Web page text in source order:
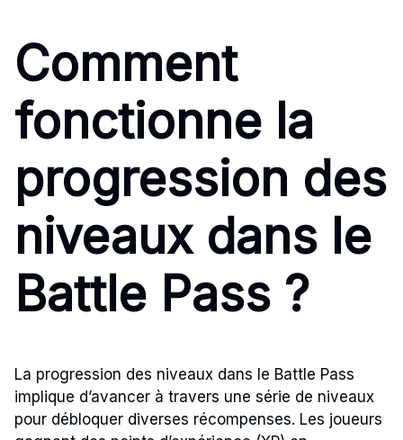
Comment
fonctionne la
progression des
niveaux dans le
Battle Pass ?
La progression des niveaux dans le Battle Pass
implique d’avancer à travers une série de niveaux
pour débloquer diverses récompenses. Les joueurs